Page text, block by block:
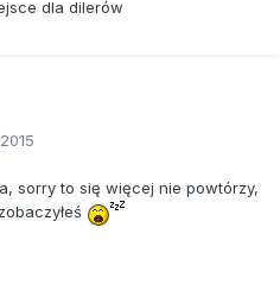
dla dilerów
sorry to się więcej nie powtórzy,